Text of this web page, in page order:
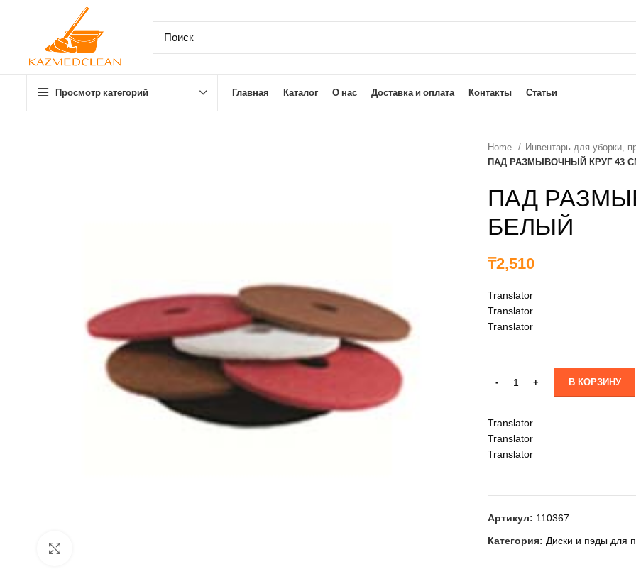
Просмотр категорий Главная Каталог О нас Доставка и оплата Контакты Статьи
Home
Инвентарь для уборки,
ПАД РАЗМЫВОЧНЫЙ КРУГ 43
ПАД
БЕЛЫЙ
₸2,510
Translator
Translator
Translator
В КОРЗИНУ
Translator
Translator
Translator
Артикул: 110367
Категория: Диски и пэды для